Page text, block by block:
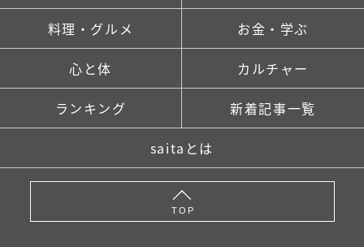
料理・グルメ お金・学ぶ
心と体 カルチャー
ランキング 新着記事一覧
saitaとは
TOP